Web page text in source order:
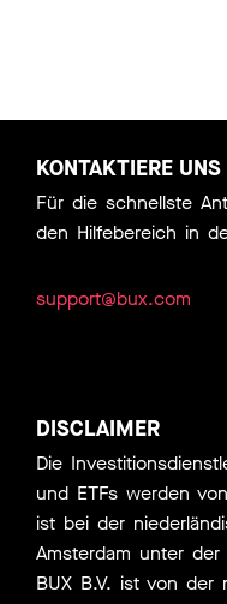
KONTAKTIERE UNS
Für die schnellste
den Hilfebereich in
support@bux.com
DISCLAIMER
Die
und ETFs werden
ist bei der
Amsterdam unter
BUX B.V. ist von der